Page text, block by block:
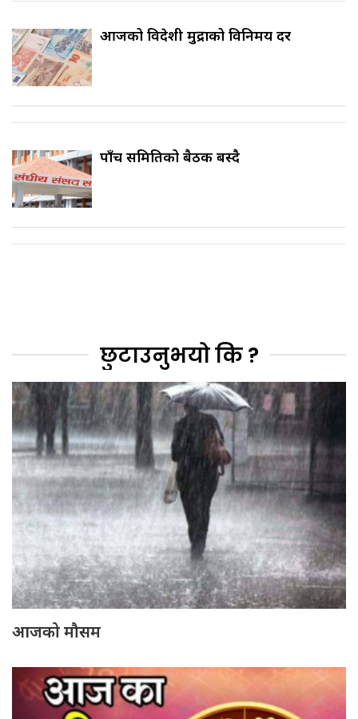
आजको विदेशी मुद्राको विनिमय दर
पाँच समितिको बैठक बस्दै
छुटाउनुभयो कि ?
आजको मौसम